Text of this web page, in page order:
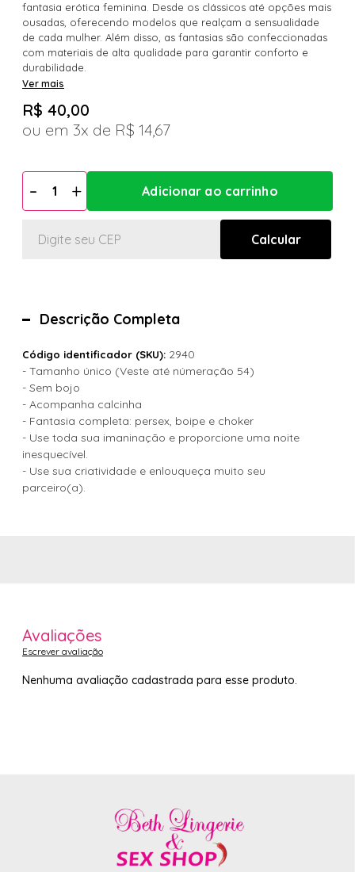
fantasia erótica feminina. Desde os clássicos até opções mais
ousadas, oferecendo modelos que realçam a sensualidade
de cada mulher. Além disso, as fantasias são confeccionadas
com materiais de alta qualidade para garantir conforto e
durabilidade.
Ver mais
R$ 40,00
3x
R$ 14,67
Descrição Completa
Código identificador (SKU): 2940
- Tamanho único (Veste até númeração 54)
- Sem bojo
- Acompanha calcinha
- Fantasia completa: persex, boipe e choker
- Use toda sua imaninação e proporcione uma noite
inesquecível.
- Use sua criatividade e enlouqueça muito seu
parceiro(a).
Avaliações
Escrever avaliação
Nenhuma avaliação cadastrada para esse produto.